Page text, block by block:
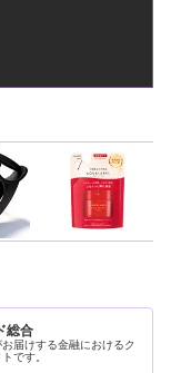
総合
届けする金融におけるク
です。